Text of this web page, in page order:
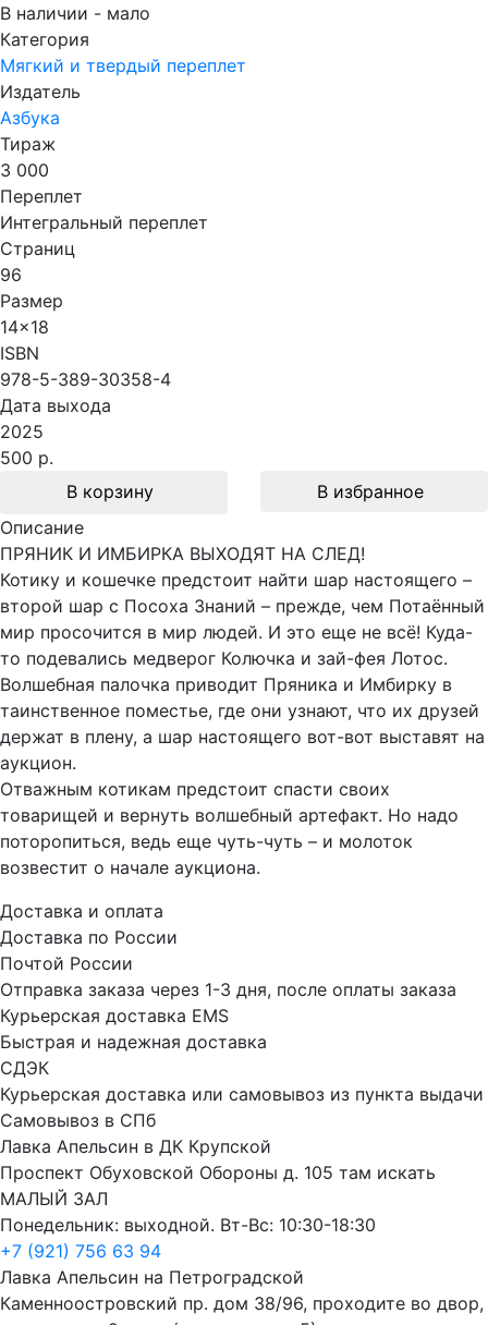
В наличии - мало
Категория
Мягкий и твердый переплет
Издатель
Азбука
Тираж
3 000
Переплет
Интегральный переплет
Страниц
96
Размер
14x18
ISBN
978-5-389-30358-4
Дата выхода
2025
500 р.
В корзину
В избранное
Описание
ПРЯНИК И ИМБИРКА ВЫХОДЯТ НА СЛЕД!
Котику и кошечке предстоит найти шар настоящего –
второй шар с Посоха Знаний – прежде, чем Потаённый
мир просочится в мир людей. И это еще не всё! Куда-
то подевались медверог Колючка и зай-фея Лотос.
Волшебная палочка приводит Пряника и Имбирку в
таинственное поместье, где они узнают, что их друзей
держат в плену, а шар настоящего вот-вот выставят на
аукцион.
Отважным котикам предстоит спасти своих
товарищей и вернуть волшебный артефакт. Но надо
поторопиться, ведь еще чуть-чуть – и молоток
возвестит о начале аукциона.
Доставка и оплата
Доставка по России
Почтой России
Отправка заказа через 1-3 дня, после оплаты заказа
Курьерская доставка EMS
Быстрая и надежная доставка
СДЭК
Курьерская доставка или самовывоз из пункта выдачи
Самовывоз в СПб
Лавка Апельсин в ДК Крупской
Проспект Обуховской Обороны д. 105 там искать
МАЛЫЙ ЗАЛ
Понедельник: выходной. Вт-Вс: 10:30-18:30
+7 (921) 756 63 94
Лавка Апельсин на Петроградской
Каменноостровский пр. дом 38/96, проходите во двор,